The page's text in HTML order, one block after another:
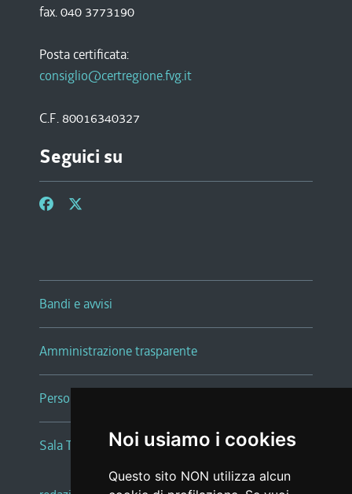
Noi usiamo i cookies
Questo sito NON utilizza alcun
fax. 040 3773190
Posta certificata:
consiglio@certregione.fvg.it
C.F. 80016340327
Seguici su
Bandi e avvisi
Amministrazione trasparente
Persone e Uffici
Sala Tiziano Tessitori